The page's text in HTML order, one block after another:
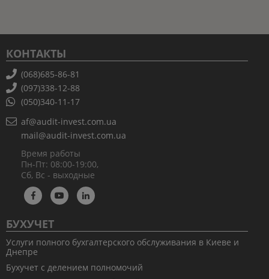
КОНТАКТЫ
(068)685-86-81
(097)338-12-88
(050)340-11-17
af@audit-invest.com.ua
mail@audit-invest.com.ua
Время работы
Пн-Пт: 08:00-19:00,
Сб, Вс - выходные
БУХУЧЕТ
Услуги полного бухгалтерского обслуживания в Киеве и
Днепре
Бухучет с делением полномочий